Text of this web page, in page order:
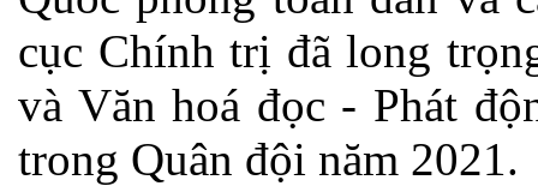
cục Chính trị đã long
và Văn hoá đọc - Phát
trong Quân đội năm 2021.